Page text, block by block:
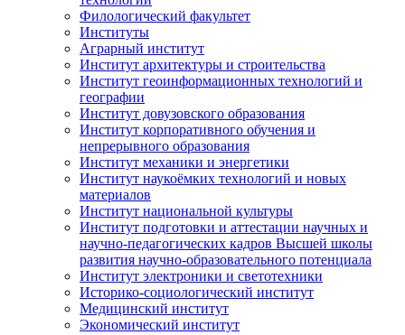
Филологический факультет
Институты
Аграрный институт
Институт архитектуры и строительства
Институт геоинформационных технологий и
географии
Институт довузовского образования
Институт корпоративного обучения и
непрерывного образования
Институт механики и энергетики
Институт наукоёмких технологий и новых
материалов
Институт национальной культуры
Институт подготовки и аттестации научных и
научно-педагогических кадров Высшей школы
развития научно-образовательного потенциала
Институт электроники и светотехники
Историко-социологический институт
Медицинский институт
Экономический институт